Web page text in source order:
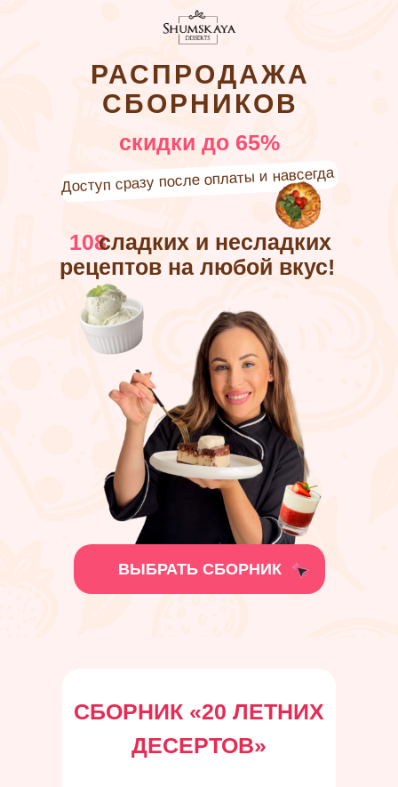
РАСПРОДАЖА
СБОРНИКОВ
108
ВЫБРАТЬ СБОРНИК
скидки до 65%
рецептов на любой вкус!
сладких и несладких
Доступ сразу после оплаты и навсегда
СБОРНИК «20 ЛЕТНИХ
ДЕСЕРТОВ»